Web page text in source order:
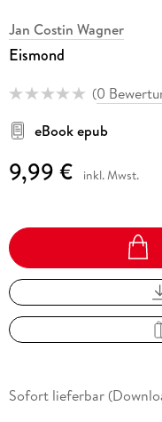
Jan Costin Wagner
Eismond
(0
eBook epub
9,99 € inkl. Mwst.
Sofort lieferbar